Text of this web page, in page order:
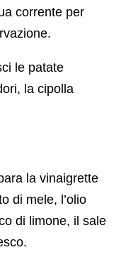
corrente per
le patate
la cipolla
la vinaigrette
di mele, l’olio
di limone, il sale